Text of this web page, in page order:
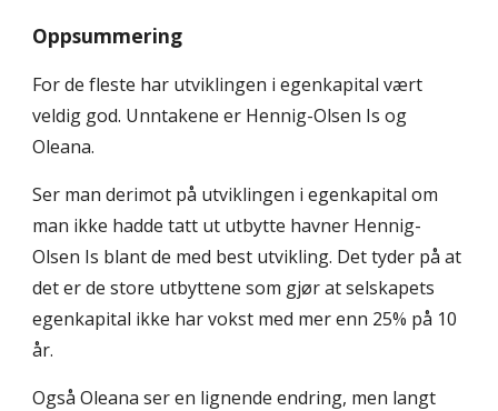
Oppsummering
For de fleste har utviklingen i egenkapital vært
veldig god. Unntakene er Hennig-Olsen Is og
Oleana.
Ser man derimot på utviklingen i egenkapital om
man ikke hadde tatt ut utbytte havner Hennig-
Olsen Is blant de med best utvikling. Det tyder på at
det er de store utbyttene som gjør at selskapets
egenkapital ikke har vokst med mer enn 25% på 10
år.
Også Oleana ser en lignende endring, men langt